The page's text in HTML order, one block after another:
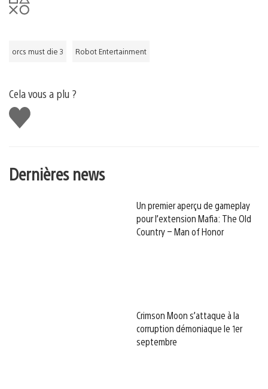
orcs must die 3 Robot Entertainment
Cela vous a plu ?
J'aime
Dernières news
Un premier aperçu de gameplay
pour l’extension Mafia: The Old
Country – Man of Honor
Crimson Moon s’attaque à la
corruption démoniaque le 1er
septembre